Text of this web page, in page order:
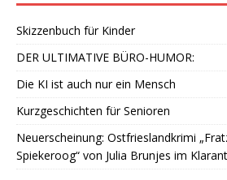
Skizzenbuch für Kinder
DER ULTIMATIVE BÜRO-HUMOR:
Die KI ist auch nur ein Mensch
Kurzgeschichten für Senioren
Neuerscheinung: Ostfrieslandkrimi
Spiekeroog“ von Julia Brunjes im